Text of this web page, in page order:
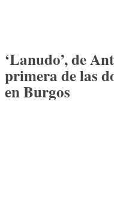
‘Lanudo’, de
primera de las
en Burgos